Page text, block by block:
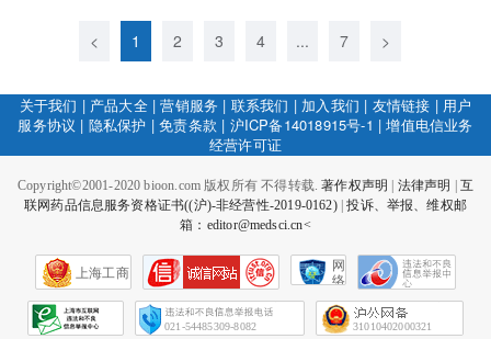
< 1 2 3 4 ... 7 >
关于我们 | 产品大全|营销服务 | 联系我们 | 加入我们 | 友情链接 | 用户
服务协议 | 隐私保护 |免责条款 | 沪ICP备14018915号-1 |增值电信业务
经营许可证
Copyright©2001-2020 bioon.com 版权所有 不得转载.著作权声明 法律声明
互
联网药品信息服务资格证书((沪)-非经营性-2019-0162)|投诉、举报、维权邮
箱：editor@medsci.cn<
上海工商
网
络
会
征
021-54485309-8082 31010402000321